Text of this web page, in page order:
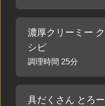
濃厚クリーミー
シピ
調理時間 25分
具だくさん とろ